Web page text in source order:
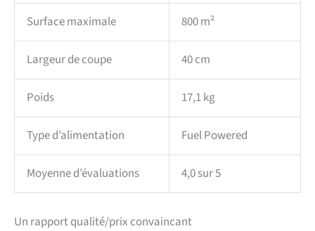
Surface maximale 800 m²
Largeur de coupe 40 cm
Poids 17,1 kg
Type d’alimentation Fuel Powered
Moyenne d’évaluations 4,0 sur 5
Un rapport qualité/prix convaincant